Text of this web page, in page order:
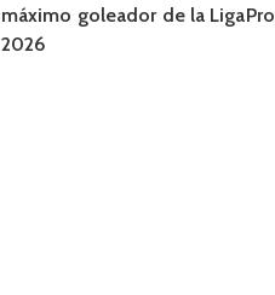
máximo goleador de la LigaPro
2026